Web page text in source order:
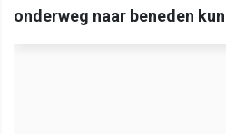
onderweg naar beneden